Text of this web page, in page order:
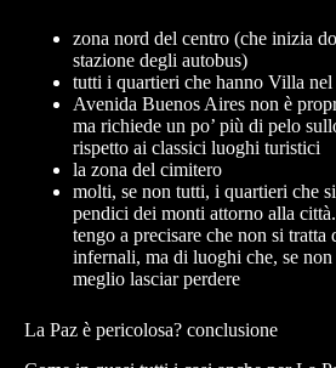
zona nord del centro (che inizia
stazione degli autobus)
tutti i quartieri che hanno Villa nel
Avenida Buenos Aires non è
ma richiede un po’ più di pelo
rispetto ai classici luoghi turistici
la zona del cimitero
molti, se non tutti, i quartieri che
pendici dei monti attorno alla
tengo a precisare che non si tratta
infernali, ma di luoghi che, se
meglio lasciar perdere
La Paz è pericolosa? conclusione